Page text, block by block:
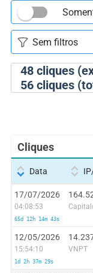
48cliques
56cliques
Cliques
Data
17/07/2026
04:08:53
65d 12h 14m 43s
12/05/2026
15:54:10
1d 2h 37m 29s
VNPT